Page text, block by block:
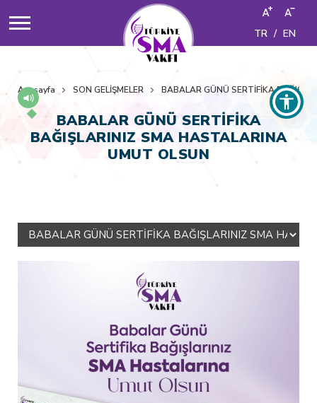
TR / EN
Anasayfa SON GELİŞMELER BABALAR GÜNÜ SERTİFİKA
BABALAR GÜNÜ SERTİFİKA
BAĞIŞLARINIZ SMA HASTALARINA
UMUT OLSUN